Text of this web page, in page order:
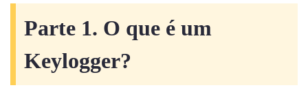
Parte 1. O que é um
Keylogger?